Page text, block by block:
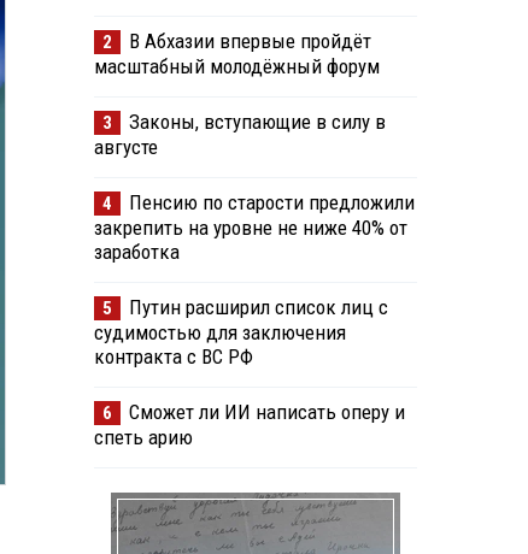
2
В Абхазии впервые пройдёт
масштабный молодёжный форум
3
Законы, вступающие в силу в
августе
4
Пенсию по старости предложили
закрепить на уровне не ниже 40% от
заработка
5
Путин расширил список лиц с
судимостью для заключения
контракта с ВС РФ
6
Сможет ли ИИ написать оперу и
спеть арию